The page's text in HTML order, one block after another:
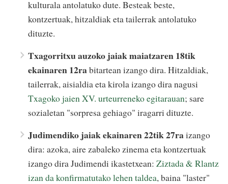
kulturala antolatuko dute. Besteak beste,
kontzertuak, hitzaldiak eta tailerrak antolatuko
dituzte.
Txagorritxu auzoko jaiak maiatzaren 18tik
ekainaren 12rabitartean izango dira. Hitzaldiak,
tailerrak, aisialdia eta kirola izango dira nagusi
Txagoko jaien XV. urteurreneko egitarauan; sare
sozialetan "sorpresa gehiago" iragarri dituzte.
Judimendiko jaiak ekainaren 22tik 27raizango
dira: azoka, aire zabaleko zinema eta kontzertuak
izango dira Judimendi ikastetxean: Ziztada & Rlantz
izan da konfirmatutako lehen taldea, baina "laster"